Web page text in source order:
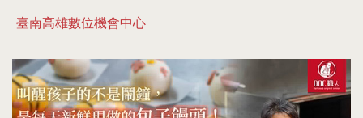
臺南高雄數位機會中心